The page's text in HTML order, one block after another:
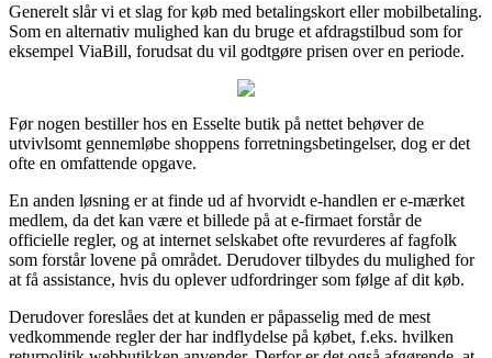
Generelt slår vi et slag for køb med betalingskort eller mobilbetaling.
Som en alternativ mulighed kan du bruge et afdragstilbud som for
eksempel ViaBill, forudsat du vil godtgøre prisen over en periode.
Før nogen bestiller hos en Esselte butik på nettet behøver de
utvivlsomt gennemløbe shoppens forretningsbetingelser, dog er det
ofte en omfattende opgave.
En anden løsning er at finde ud af hvorvidt e-handlen er e-mærket
medlem, da det kan være et billede på at e-firmaet forstår de
officielle regler, og at internet selskabet ofte revurderes af fagfolk
som forstår lovene på området. Derudover tilbydes du mulighed for
at få assistance, hvis du oplever udfordringer som følge af dit køb.
Derudover foreslåes det at kunden er påpasselig med de mest
vedkommende regler der har indflydelse på købet, f.eks. hvilken